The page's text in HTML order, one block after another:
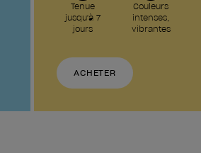
Tenue
jusqu'à 7
jours
Couleurs
intenses,
vibrantes
ACHETER